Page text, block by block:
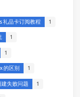
礼品卡订阅教程 1
1
1
的区别 1
建失败问题 1